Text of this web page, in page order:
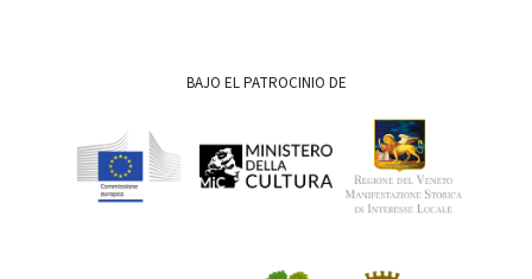
BAJO EL PATROCINIO DE